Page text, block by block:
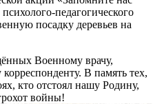
педагогического
посадку деревьев на
Военному врачу,
В память тех,
кто отстоял нашу Родину,
войны!